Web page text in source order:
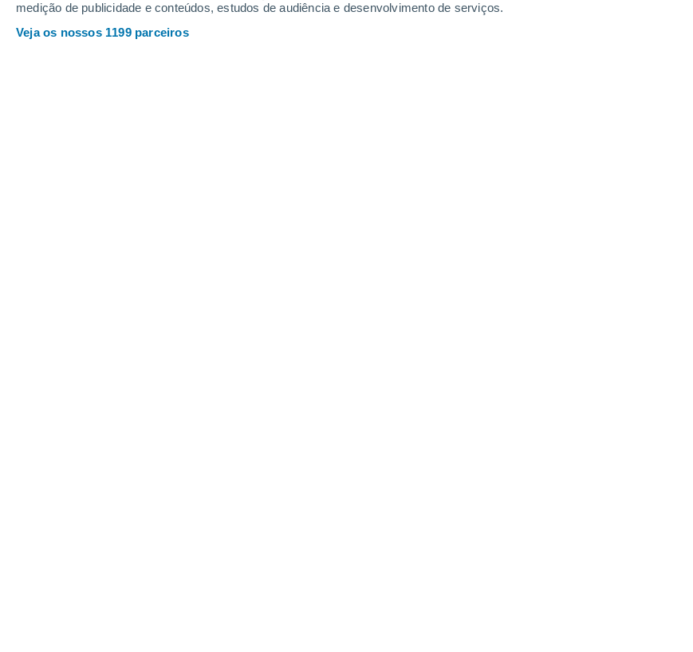
medição de publicidade e conteúdos, estudos de audiência e desenvolvimento de serviços.
Veja os nossos 1199 parceiros